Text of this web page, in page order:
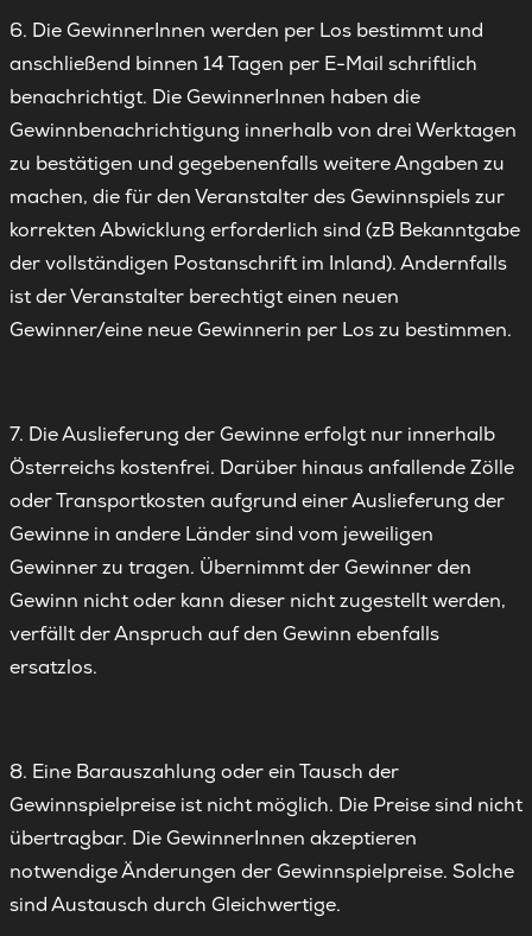
6. Die GewinnerInnen werden per Los bestimmt und
anschließend binnen 14 Tagen per E-Mail schriftlich
benachrichtigt. Die GewinnerInnen haben die
Gewinnbenachrichtigung innerhalb von drei Werktagen
zu bestätigen und gegebenenfalls weitere Angaben zu
machen, die für den Veranstalter des Gewinnspiels zur
korrekten Abwicklung erforderlich sind (zB Bekanntgabe
der vollständigen Postanschrift im Inland). Andernfalls
ist der Veranstalter berechtigt einen neuen
Gewinner/eine neue Gewinnerin per Los zu bestimmen.
7. Die Auslieferung der Gewinne erfolgt nur innerhalb
Österreichs kostenfrei. Darüber hinaus anfallende Zölle
oder Transportkosten aufgrund einer Auslieferung der
Gewinne in andere Länder sind vom jeweiligen
Gewinner zu tragen. Übernimmt der Gewinner den
Gewinn nicht oder kann dieser nicht zugestellt werden,
verfällt der Anspruch auf den Gewinn ebenfalls
ersatzlos.
8. Eine Barauszahlung oder ein Tausch der
Gewinnspielpreise ist nicht möglich. Die Preise sind nicht
übertragbar. Die GewinnerInnen akzeptieren
notwendige Änderungen der Gewinnspielpreise. Solche
sind Austausch durch Gleichwertige.